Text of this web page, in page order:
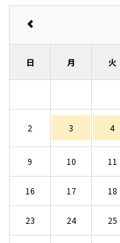
日 月 火
2 3 4
9 10 11
16 17 18
23 24 25